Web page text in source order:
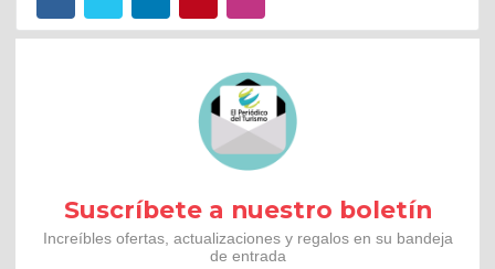
Suscríbete a nuestro boletín
Increíbles ofertas, actualizaciones y regalos en su bandeja
de entrada